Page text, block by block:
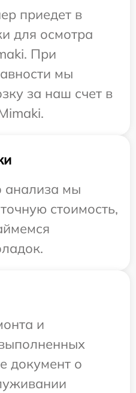
приедет в
для осмотра
При
мы
за наш счет в
анализа мы
стоимость,
и
документ о